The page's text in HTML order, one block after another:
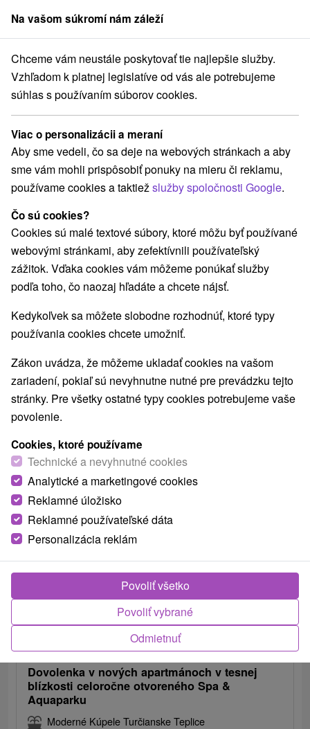
člen skupinySorger
Stredné Slovensko Žilinský kraj Turčianske Teplice
Najlacnejšie pobyty Rekreačný
poukaz - platba kartou Edenred,
karta Up, fpoho, Benefit
Management v Turčianskych
Tepliciach
E-mail
Heslo
PRIHLÁSIŤ SA
Najpredávanejšie
NAJLACNEJŠIE NAJDRAHŠIE
od37,50€
Dovolenka v nových apartmánoch v tesnej
blízkosti celoročne otvoreného Spa &
Aquaparku
Moderné Kúpele Turčianske Teplice
Na vašom súkromí nám záleží
Chceme vám neustále poskytovať tie najlepšie služby.
Vzhľadom k platnej legislatíve od vás ale potrebujeme
súhlas s používaním súborov cookies.
Viac o personalizácii a meraní
Aby sme vedeli, čo sa deje na webových stránkach a aby
sme vám mohli prispôsobiť ponuky na mieru či reklamu,
používame cookies a taktiežslužby spoločnosti Google.
Čo sú cookies?
Cookies sú malé textové súbory, ktoré môžu byť používané
webovými stránkami, aby zefektívnili používateľský
zážitok. Vďaka cookies vám môžeme ponúkať služby
podľa toho, čo naozaj hľadáte a chcete nájsť.
Kedykoľvek sa môžete slobodne rozhodnúť, ktoré typy
používania cookies chcete umožniť.
Zákon uvádza, že môžeme ukladať cookies na vašom
zariadení, pokiaľ sú nevyhnutne nutné pre prevádzku tejto
stránky. Pre všetky ostatné typy cookies potrebujeme vaše
povolenie.
Cookies, ktoré používame
Technické a nevyhnutné cookies
Analytické a marketingové cookies
Reklamné úložisko
Reklamné používateľské dáta
Personalizácia reklám
Odmietnuť
Povoliť vybrané
Povoliť všetko